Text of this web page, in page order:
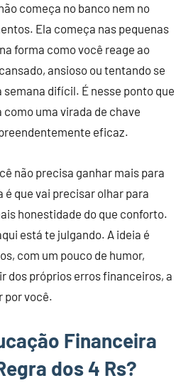
começa no banco nem no
Ela começa nas pequenas
forma como você reage ao
ansioso ou tentando se
difícil. É nesse ponto que
como uma virada de chave
eficaz.
não precisa ganhar mais para
é que vai precisar olhar para
honestidade do que conforto.
está te julgando. A ideia é
com um pouco de humor,
dos próprios erros financeiros, a
por você.
Financeira
dos 4 Rs?